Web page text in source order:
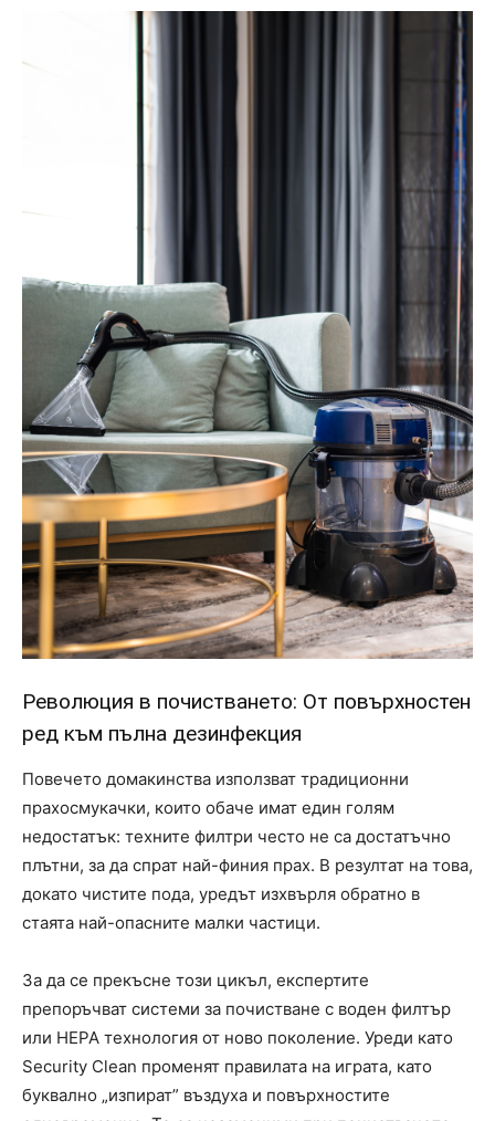
Революция в почистването: От повърхностен
ред към пълна дезинфекция
Повечето домакинства използват традиционни
прахосмукачки, които обаче имат един голям
недостатък: техните филтри често не са достатъчно
плътни, за да спрат най-финия прах. В резултат на това,
докато чистите пода, уредът изхвърля обратно в
стаята най-опасните малки частици.
За да се прекъсне този цикъл, експертите
препоръчват системи за почистване с воден филтър
или HEPA технология от ново поколение. Уреди като
Security Clean променят правилата на играта, като
буквално „изпират” въздуха и повърхностите